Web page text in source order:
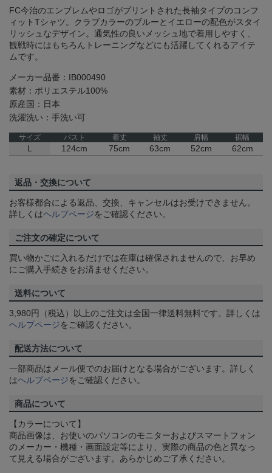
FC今治のエンブレムやロゴがプリントされた長袖タイプのコンフ
ィットTシャツ。クラブカラーのブルーとイエローの配色がスタイ
リッシュなデザイン。通気性の良いメッシュ地で着用しやすく、
観戦時にはもちろんトレーニングなどにも活躍してくれるアイテ
ムです。
メーカー品番：IB000490
素材：ポリエステル100%
原産国：日本
洗濯洗い：手洗い可
サイズ バスト 着丈 袖丈 肩幅 裾幅
L 124cm 75cm 63cm 52cm 62cm
返品・交換について
お客様都合による返品、交換、キャンセルはお受けできません。
詳しくはヘルプページをご確認ください。
ご注文の確定について
買い物かごに入れるだけでは在庫は確保されませんので、お早め
にご購入手続きをお済ませください。
送料について
3,980円（税込）以上のご注文は全国一律送料無料です。詳しくは
ヘルプページをご確認ください。
配送方法について
一部商品はメール便でのお届けとなる場合がございます。詳しく
はヘルプページをご確認ください。
商品について
【カラーについて】
商品画像は、お使いのパソコンのモニターおよびスマートフォン
のメーカー・機種・画面設定等により、実際の商品の色と異なっ
て見える場合がございます。あらかじめご了承ください。